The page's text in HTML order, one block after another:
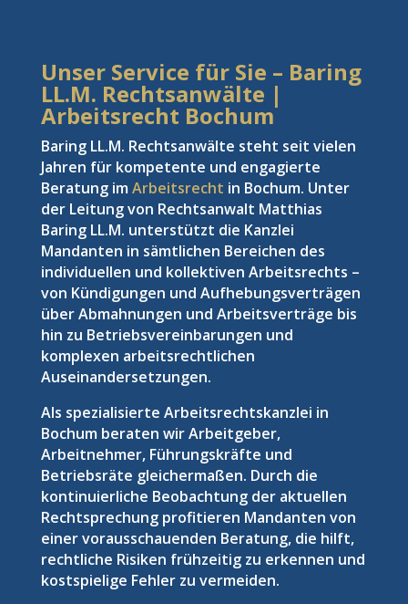
Unser Service für Sie – Baring
LL.M. Rechtsanwälte |
Arbeitsrecht Bochum
Baring LL.M. Rechtsanwälte steht seit vielen
Jahren für kompetente und engagierte
Beratung imArbeitsrecht in Bochum. Unter
der Leitung von Rechtsanwalt Matthias
Baring LL.M. unterstützt die Kanzlei
Mandanten in sämtlichen Bereichen des
individuellen und kollektiven Arbeitsrechts –
von Kündigungen und Aufhebungsverträgen
über Abmahnungen und Arbeitsverträge bis
hin zu Betriebsvereinbarungen und
komplexen arbeitsrechtlichen
Auseinandersetzungen.
Als spezialisierte Arbeitsrechtskanzlei in
Bochum beraten wir Arbeitgeber,
Arbeitnehmer, Führungskräfte und
Betriebsräte gleichermaßen. Durch die
kontinuierliche Beobachtung der aktuellen
Rechtsprechung profitieren Mandanten von
einer vorausschauenden Beratung, die hilft,
rechtliche Risiken frühzeitig zu erkennen und
kostspielige Fehler zu vermeiden.